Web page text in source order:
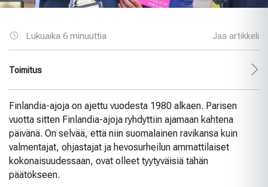
Lukuaika 6 minuuttia Jaa artikkeli
Toimitus
Finlandia-ajoja on ajettu vuodesta 1980 alkaen. Parisen
vuotta sitten Finlandia-ajoja ryhdyttiin ajamaan kahtena
päivänä. On selvää, että niin suomalainen ravikansa kuin
valmentajat, ohjastajat ja hevosurheilun ammattilaiset
kokonaisuudessaan, ovat olleet tyytyväisiä tähän
päätökseen.